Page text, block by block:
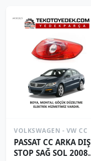
VOLKSWAGEN - VW CC
PASSAT CC ARKA DIŞ
STOP SAĞ SOL 2008